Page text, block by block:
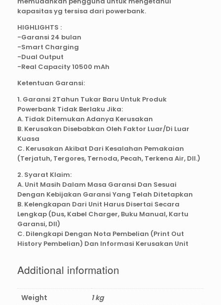
kapasitas yg tersisa dari powerbank.
HIGHLIGHTS :
-Garansi 24 bulan
-Smart Charging
-Dual Output
-Real Capacity 10500 mAh
Ketentuan Garansi:
1. Garansi 2Tahun Tukar Baru Untuk Produk
Powerbank Tidak Berlaku Jika:
A. Tidak Ditemukan Adanya Kerusakan
B. Kerusakan Disebabkan Oleh Faktor Luar/Di Luar
Kuasa
C. Kerusakan Akibat Dari Kesalahan Pemakaian
(Terjatuh, Tergores, Ternoda, Pecah, Terkena Air, Dll.)
2. Syarat Klaim:
A. Unit Masih Dalam Masa Garansi Dan Sesuai
Dengan Kebijakan Garansi Yang Telah Ditetapkan
B. Kelengkapan Dari Unit Harus Disertai Secara
Lengkap (Dus, Kabel Charger, Buku Manual, Kartu
Garansi, Dll)
C. Dilengkapi Dengan Nota Pembelian (Print Out
History Pembelian) Dan Informasi Kerusakan Unit
Additional information
Weight 1 kg